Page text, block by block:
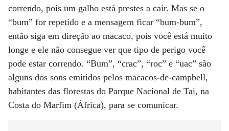
correndo, pois um galho está prestes a cair. Mas se o
“bum” for repetido e a mensagem ficar “bum-bum”,
então siga em direção ao macaco, pois você está muito
longe e ele não consegue ver que tipo de perigo você
pode estar correndo. “Bum”, “crac”, “roc” e “uac” são
alguns dos sons emitidos pelos macacos-de-campbell,
habitantes das florestas do Parque Nacional de Tai, na
Costa do Marfim (África), para se comunicar.